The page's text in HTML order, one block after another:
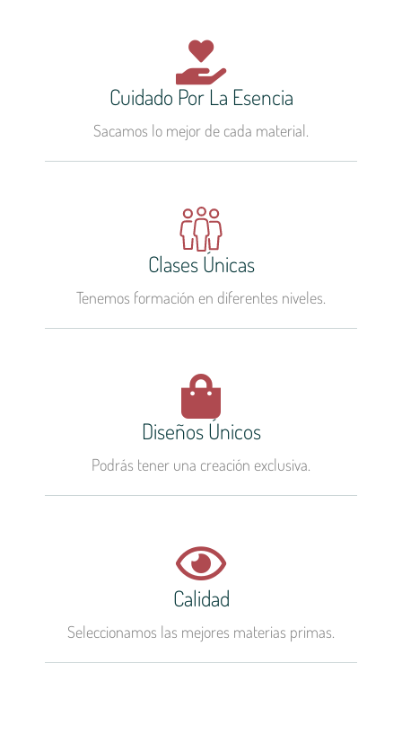
Cuidado Por La Esencia
Sacamos lo mejor de cada material.
Clases Únicas
Tenemos formación en diferentes niveles.
Diseños Únicos
Podrás tener una creación exclusiva.
Calidad
Seleccionamos las mejores materias primas.